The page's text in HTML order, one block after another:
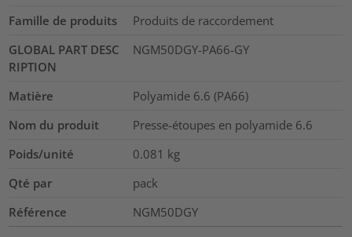
Famille de produits
Produits de raccordement
GLOBAL PART DESC
RIPTION
NGM50DGY-PA66-GY
Matière
Polyamide 6.6 (PA66)
Nom du produit
Presse-étoupes en polyamide 6.6
Poids/unité
0.081 kg
Qté par
pack
Référence
NGM50DGY